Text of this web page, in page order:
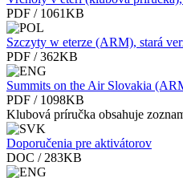
PDF / 1061KB
Szczyty w eterze (ARM), stará
PDF / 362KB
Summits on the Air Slovakia
PDF / 1098KB
Klubová príručka obsahuje
Doporučenia pre aktivátorov
DOC / 283KB